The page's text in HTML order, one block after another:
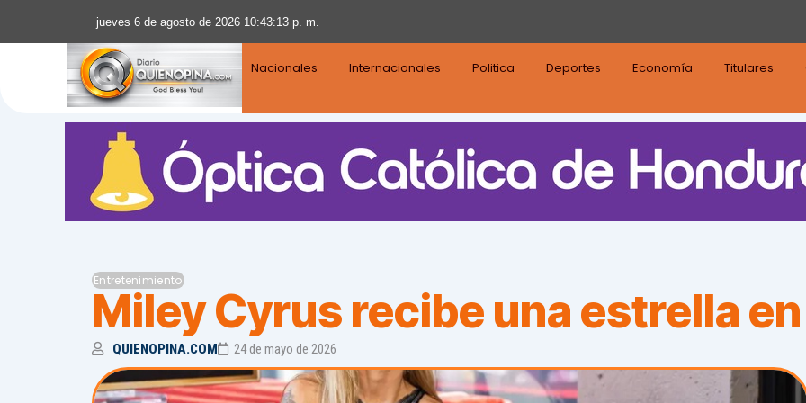
jueves 6 de agosto de 2026 10:43:14 p. m.
Nacionales Internacionales Politica Deportes Economía Titulares
Entretenimiento
Miley Cyrus recibe una estrella
QUIENOPINA.COM 24 de mayo de 2026